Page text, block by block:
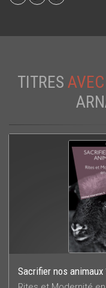
TITRES
Sacrifier nos animaux